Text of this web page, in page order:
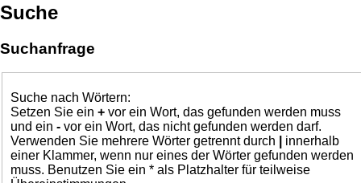
Suche
Suchanfrage
Suche nach Wörtern:
Setzen Sie ein + vor ein Wort, das gefunden werden muss
und ein - vor ein Wort, das nicht gefunden werden darf.
Verwenden Sie mehrere Wörter getrennt durch
innerhalb
einer Klammer, wenn nur eines der Wörter gefunden werden
muss. Benutzen Sie ein * als Platzhalter für teilweise